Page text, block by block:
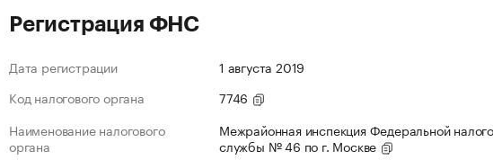
Регистрация ФНС
Дата регистрации
1 августа 2019
Код налогового органа
7746
Наименование налогового
органа
Межрайонная инспекция Федеральной
службы № 46 по г. Москве